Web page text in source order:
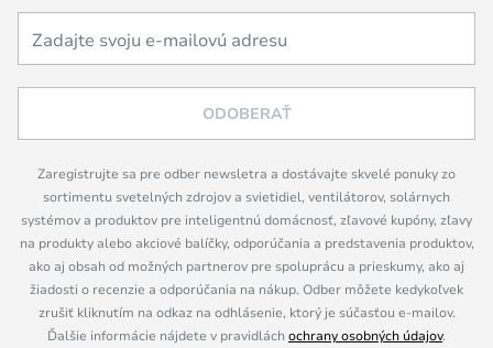
ODOBERAŤ
Zaregistrujte sa pre odber newsletra a dostávajte skvelé ponuky zo
sortimentu svetelných zdrojov a svietidiel, ventilátorov, solárnych
systémov a produktov pre inteligentnú domácnosť, zľavové kupóny, zľavy
na produkty alebo akciové balíčky, odporúčania a predstavenia produktov,
ako aj obsah od možných partnerov pre spoluprácu a prieskumy, ako aj
žiadosti o recenzie a odporúčania na nákup. Odber môžete kedykoľvek
zrušiť kliknutím na odkaz na odhlásenie, ktorý je súčasťou e-mailov.
Ďalšie informácie nájdete v pravidláchochrany osobných údajov.